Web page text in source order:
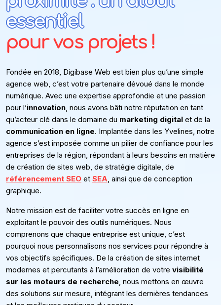
essentiel
pour vos projets !
Fondée en 2018, Digibase Web est bien plus qu’une simple
agence web, c’est votre partenaire dévoué dans le monde
numérique. Avec une expertise approfondie et une passion
pour l’innovation, nous avons bâti notre réputation en tant
qu’acteur clé dans le domaine du marketing digital et de la
communication en ligne. Implantée dans les Yvelines, notre
agence s’est imposée comme un pilier de confiance pour les
entreprises de la région, répondant à leurs besoins en matière
de création de sites web, de stratégie digitale, de
référencement SEO et SEA, ainsi que de conception
graphique.
Notre mission est de faciliter votre succès en ligne en
exploitant le pouvoir des outils numériques. Nous
comprenons que chaque entreprise est unique, c’est
pourquoi nous personnalisons nos services pour répondre à
vos objectifs spécifiques. De la création de sites internet
modernes et percutants à l’amélioration de votre visibilité
sur les moteurs de recherche, nous mettons en œuvre
des solutions sur mesure, intégrant les dernières tendances